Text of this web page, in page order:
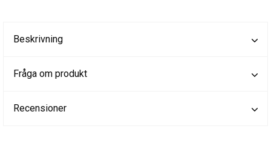
Beskrivning
Fråga om produkt
Recensioner